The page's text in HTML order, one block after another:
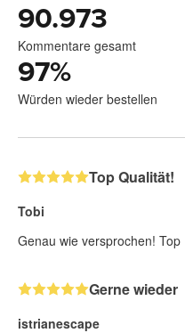
90.973
Kommentare gesamt
97%
Würden wieder bestellen
Top Qualität!
Tobi
Genau wie versprochen! Top
Gerne wieder
istrianescape